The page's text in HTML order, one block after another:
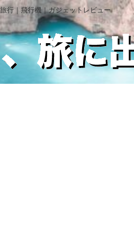
旅行｜飛行機｜ガジェットレビュー